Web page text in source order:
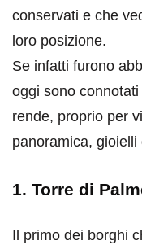
conservati e che
loro posizione.
Se infatti furono
oggi sono
rende, proprio per
panoramica, gioielli
1. Torre di
Il primo dei borghi